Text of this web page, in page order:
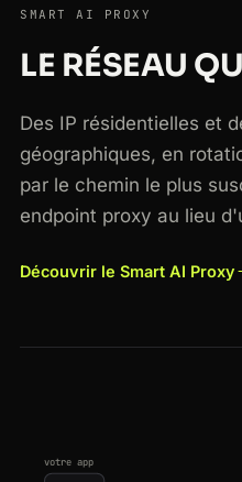
SMART AI PROXY
LE RÉSEAU
Des IP résidentielles et
géographiques, en
par le chemin le plus
endpoint proxy au lieu
Découvrir le Smart AI Proxy
votre app